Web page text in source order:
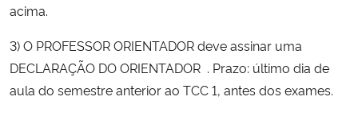
Ministério da Mulher, da Família e dos Direitos Humanos
acima.
3) O PROFESSOR ORIENTADOR deve assinar uma
DECLARAÇÃO DO ORIENTADOR . Prazo: último dia de
aula do semestre anterior ao TCC 1, antes dos exames.